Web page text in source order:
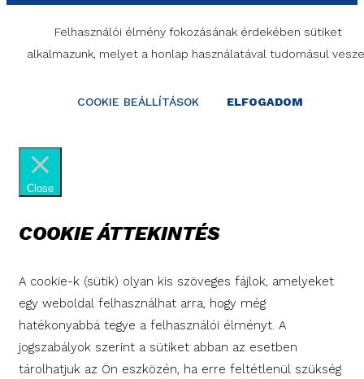
Felhasználói élmény fokozásának érdekében sütiket
alkalmazunk, melyet a honlap használatával tudomásul
COOKIE BEÁLLÍTÁSOK ELFOGADOM
Close
COOKIE ÁTTEKINTÉS
A cookie-k (sütik) olyan kis szöveges fájlok, amelyeket
egy weboldal felhasználhat arra, hogy még
hatékonyabbá tegye a felhasználói élményt. A
jogszabályok szerint a sütiket abban az esetben
tárolhatjuk az Ön eszközén, ha erre feltétlenül szükség